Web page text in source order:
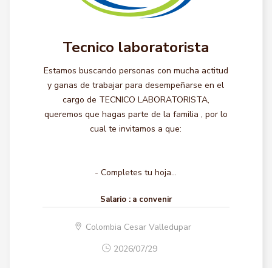
Tecnico laboratorista
Estamos buscando personas con mucha actitud
y ganas de trabajar para desempeñarse en el
cargo de TECNICO LABORATORISTA,
queremos que hagas parte de la familia , por lo
cual te invitamos a que:
- Completes tu hoja...
Salario : a convenir
Colombia Cesar Valledupar
2026/07/29